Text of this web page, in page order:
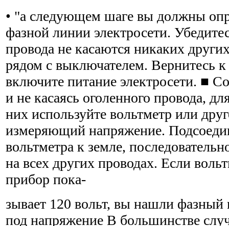
• "а следующем шаге вы должны
фазной линии электросети.
провода не касаются никаких
рядом с выключателем. Вернитесь
включите пита­ние электросети. ■
и не касаясь оголенного провода,
них используйте вольтметр или
измеряющий напряжение.
вольтметра к земле,
на всех других проводах. Если
прибор пока-
зывает 120 вольт, вы нашли фазный
под напряжение В большинстве